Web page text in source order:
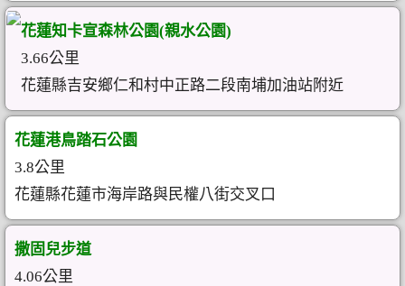
花蓮知卡宣森林公園(親水公園)
3.66公里
花蓮縣吉安鄉仁和村中正路二段南埔加油站附近
花蓮港鳥踏石公園
3.8公里
花蓮縣花蓮市海岸路與民權八街交叉口
撒固兒步道
4.06公里